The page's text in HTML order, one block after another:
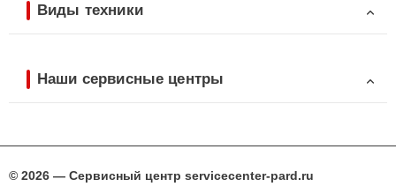
Виды техники
Наши сервисные центры
© 2026 — Сервисный центр servicecenter-pard.ru